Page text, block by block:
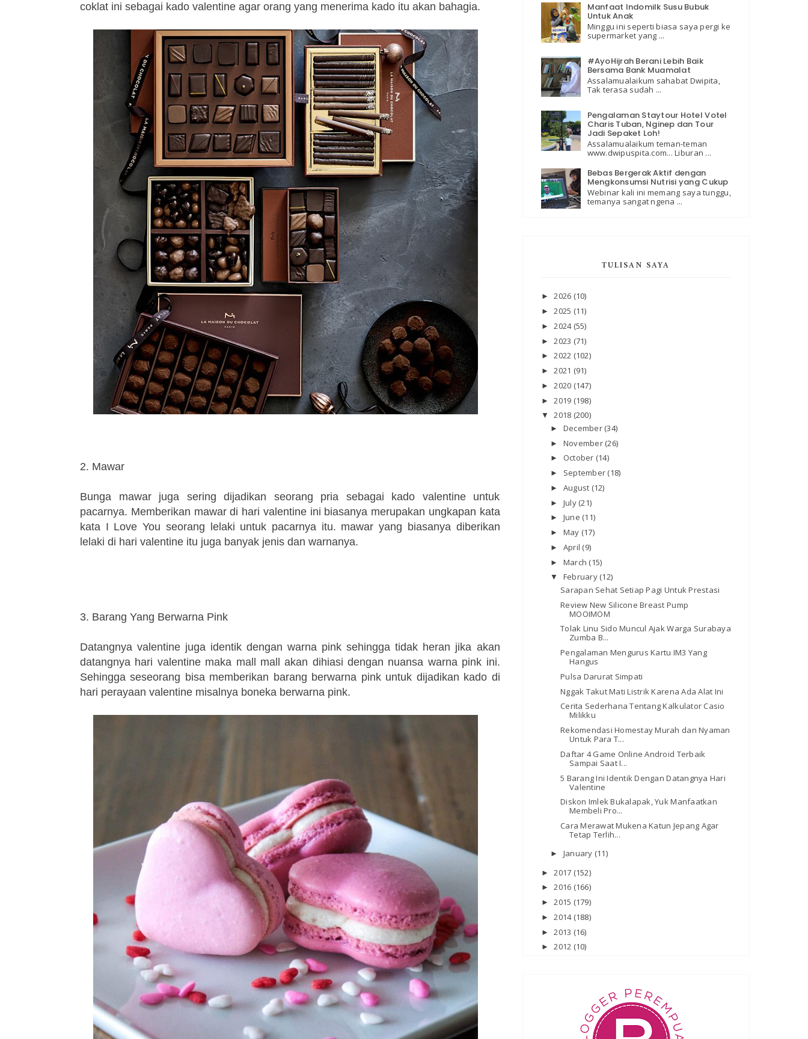
coklat ini sebagai kado valentine agar orang yang menerima kado itu akan bahagia.
2. Mawar
Bunga mawar juga sering dijadikan seorang pria sebagai kado valentine untuk
pacarnya. Memberikan mawar di hari valentine ini biasanya merupakan ungkapan kata
kata I Love You seorang lelaki untuk pacarnya itu. mawar yang biasanya diberikan
lelaki di hari valentine itu juga banyak jenis dan warnanya.
3. Barang Yang Berwarna Pink
Datangnya valentine juga identik dengan warna pink sehingga tidak heran jika akan
datangnya hari valentine maka mall mall akan dihiasi dengan nuansa warna pink ini.
Sehingga seseorang bisa memberikan barang berwarna pink untuk dijadikan kado di
hari perayaan valentine misalnya boneka berwarna pink.
Manfaat Indomilk Susu Bubuk
Untuk Anak
Minggu ini seperti biasa saya pergi ke
supermarket yang ...
#AyoHijrah Berani Lebih Baik
Bersama Bank Muamalat
Assalamualaikum sahabat Dwipita,
Tak terasa sudah ...
Pengalaman Staytour Hotel Votel
Charis Tuban, Nginep dan Tour
Jadi Sepaket Loh!
Assalamualaikum teman-teman
www.dwipuspita.com... Liburan ...
Bebas Bergerak Aktif dengan
Mengkonsumsi Nutrisi yang Cukup
Webinar kali ini memang saya tunggu,
temanya sangat ngena ...
TULISAN SAYA
►2026 (10)
►2025 (11)
►2024 (55)
►2023 (71)
►2022 (102)
►2021 (91)
►2020 (147)
►2019 (198)
▼2018 (200)
► December (34)
► November (26)
► October (14)
► September (18)
► August (12)
► July (21)
► June (11)
► May (17)
► April (9)
► March (15)
▼ February (12)
Sarapan Sehat Setiap Pagi Untuk Prestasi
Review New Silicone Breast Pump
MOOIMOM
Tolak Linu Sido Muncul Ajak Warga Surabaya
Zumba B...
Pengalaman Mengurus Kartu IM3 Yang
Hangus
Pulsa Darurat Simpati
Nggak Takut Mati Listrik Karena Ada Alat Ini
Cerita Sederhana Tentang Kalkulator Casio
Milikku
Rekomendasi Homestay Murah dan Nyaman
Untuk Para T...
Daftar 4 Game Online Android Terbaik
Sampai Saat I...
5 Barang Ini Identik Dengan Datangnya Hari
Valentine
Diskon Imlek Bukalapak, Yuk Manfaatkan
Membeli Pro...
Cara Merawat Mukena Katun Jepang Agar
Tetap Terlih...
► January (11)
►2017 (152)
►2016 (166)
►2015 (179)
►2014 (188)
►2013 (16)
►2012 (10)